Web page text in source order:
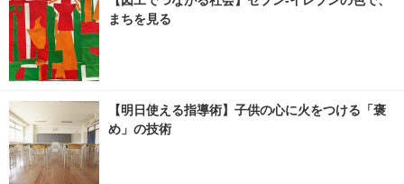
まちを見る
【明日使える指導術】子供の心に火をつける「褒
め」の技術